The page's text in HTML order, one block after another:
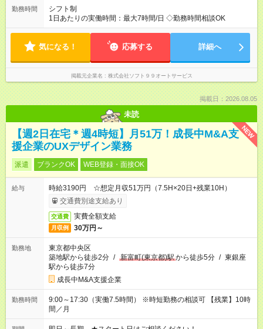
勤務時間
シフト制
1日あたりの実働時間：最大7時間/日 ◇勤務時間相談OK
気になる！ 応募する 詳細へ
掲載元企業名 株式会社ソフト９９オートサービス
掲載日：2026.08.05
未読
NEW
【週2日在宅＊週4時短】月51万！成長中M&A支
援企業のUXデザイン業務
派遣 ブランクOK WEB登録・面接OK
給与
時給3190円 ☆想定月収51万円（7.5H×20日+残業10H）
交通費別途支給あり
交通費 実費全額支給
月収例 30万円～
勤務地
東京都中央区
築地駅から徒歩2分 / 新富町(東京都)駅から徒歩5分 / 東銀座
駅から徒歩7分
成長中M&A支援企業
勤務時間
9:00～17:30（実働7.5時間） ※時短勤務の相談可 【残業】10時
間／月